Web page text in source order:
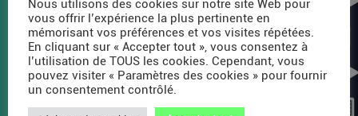
lancer un fonds de 200 millions d’euros
dédié à l’IA
L’article Après AMI Labs, Yann LeCun veut lancer
un fonds de 200 millions d’euros dédié à l’IA
est...
Lire la suite
Nous utilisons des cookies sur notre site Web pour
vous offrir l’expérience la plus pertinente en
mémorisant vos préférences et vos visites répétées.
En cliquant sur « Accepter tout », vous consentez à
l’utilisation de TOUS les cookies. Cependant, vous
pouvez visiter « Paramètres des cookies » pour fournir
un consentement contrôlé.